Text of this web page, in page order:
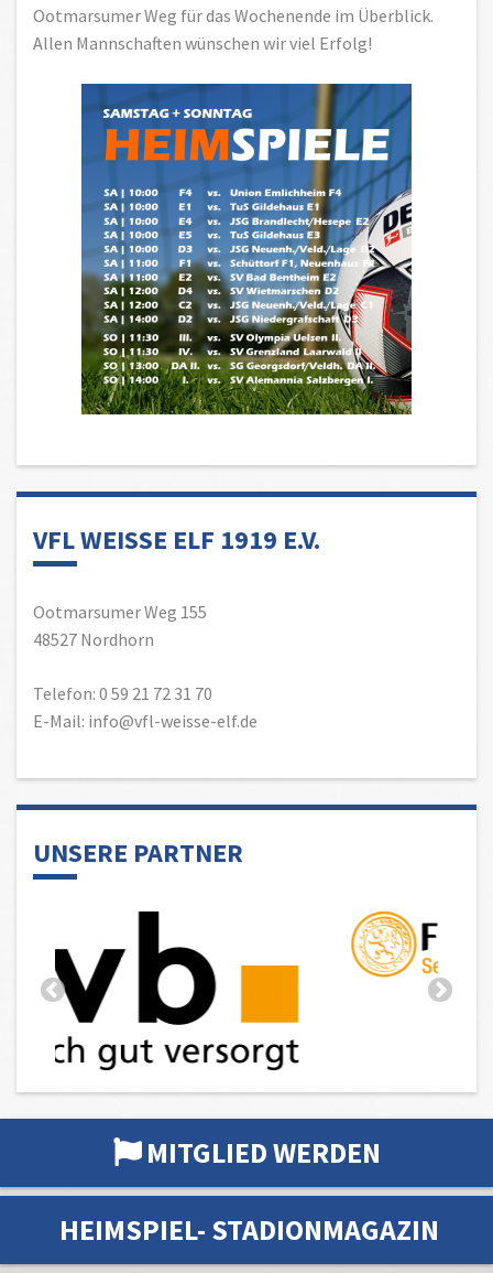
Ootmarsumer Weg für das Wochenende im Überblick.
Allen Mannschaften wünschen wir viel Erfolg!
VFL WEISSE ELF 1919 E.V.
Ootmarsumer Weg 155
48527 Nordhorn
Telefon: 0 59 21 72 31 70
E-Mail: info@vfl-weisse-elf.de
UNSERE PARTNER
MITGLIED WERDEN
HEIMSPIEL- STADIONMAGAZIN
BULLIPLAN